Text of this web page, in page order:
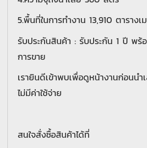
5.พื้นที่ในการทำงาน 13,910 ตาราง
รับประกันสินค้า : รับประกัน 1 ปี พร้
การขาย
เรายินดีเข้าพบเพื่อดูหน้างานก่อนน
ไม่มีค่าใช้จ่าย
สนใจสั่งซื้อสินค้าได้ที่